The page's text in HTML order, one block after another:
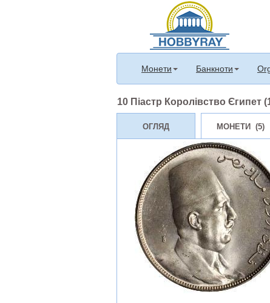
Монети Банкноти
10 Піастр Королівство Єгипет
ОГЛЯД МОНЕТИ (5)